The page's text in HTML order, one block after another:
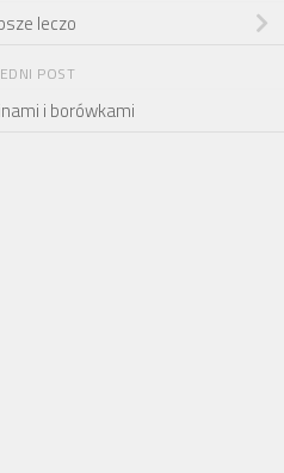
leczo
POST
i borówkami